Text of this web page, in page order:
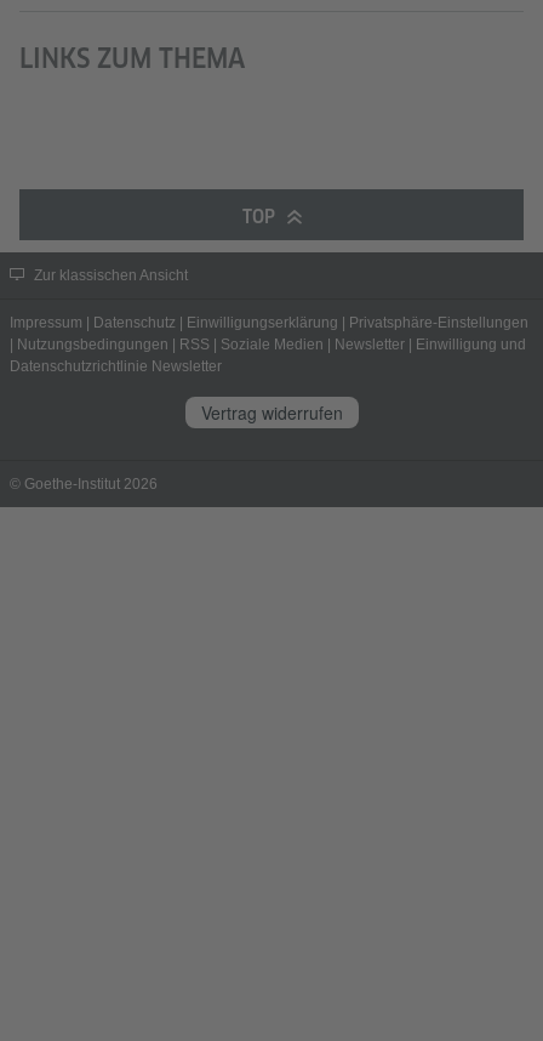
LINKS ZUM THEMA
TOP
Zur klassischen Ansicht
Impressum | Datenschutz | Einwilligungserklärung | Privatsphäre-Einstellungen
| Nutzungsbedingungen | RSS | Soziale Medien | Newsletter | Einwilligung und
Datenschutzrichtlinie Newsletter
Vertrag widerrufen
© Goethe-Institut 2026